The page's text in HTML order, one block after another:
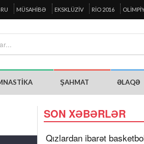
MÜSAHIBƏ EKSKLÜZIV RIO 2016
ŞAHMAT ƏLAQƏ
SON XƏBƏRLƏR
Qızlardan ibarət